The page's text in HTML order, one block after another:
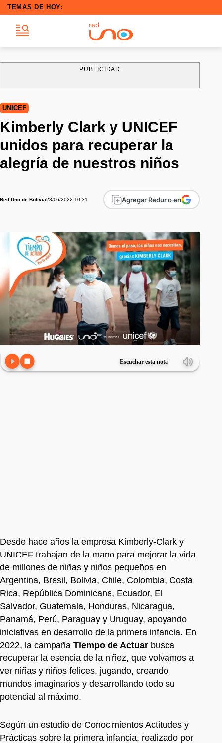
TEMAS DE HOY:
PUBLICIDAD
UNICEF
Kimberly Clark y UNICEF
unidos para recuperar la
alegría de nuestros niños
Red Uno de Bolivia23/06/2022 10:31 Agregar Reduno en
Escuchar esta nota
Desde hace años la empresa Kimberly-Clark y
UNICEF trabajan de la mano para mejorar la vida
de millones de niñas y niños pequeños en
Argentina, Brasil, Bolivia, Chile, Colombia, Costa
Rica, República Dominicana, Ecuador, El
Salvador, Guatemala, Honduras, Nicaragua,
Panamá, Perú, Paraguay y Uruguay, apoyando
iniciativas en desarrollo de la primera infancia. En
2022, la campaña Tiempo de Actuar busca
recuperar la esencia de la niñez, que volvamos a
ver niñas y niños felices, jugando, creando
mundos imaginarios y desarrollando todo su
potencial al máximo.
Según un estudio de Conocimientos Actitudes y
Prácticas sobre la primera infancia, realizado por